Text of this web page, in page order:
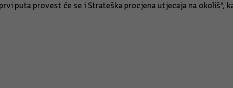
puta provest će se i Strateška procjena utjecaja na okoliš",